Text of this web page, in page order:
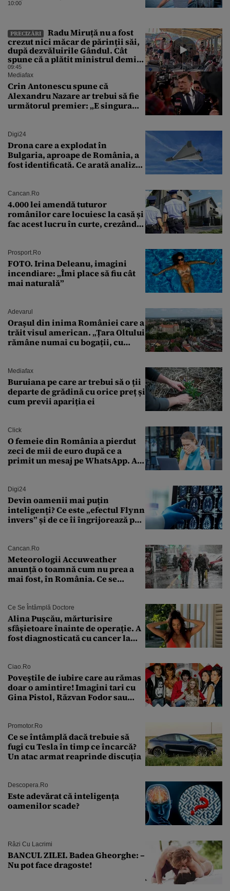
doar 4 centimetri
10:00
PRECIZĂRI
Radu Miruță nu a fost
crezut nici măcar de părinții săi,
după dezvăluirile Gândul. Cât
spune că a plătit ministrul demis
pentru vacanța la 5 stele în Turcia
09:45
Mediafax
Crin Antonescu spune că
Alexandru Nazare ar trebui să fie
următorul premier: „E singura
Digi24
Drona care a explodat în
Bulgaria, aproape de România, a
fost identificată. Ce arată analiza
Cancan.ro
4.000 lei amendă tuturor
românilor care locuiesc la casă și
fac acest lucru în curte, crezând
Prosport.ro
FOTO. Irina Deleanu, imagini
incendiare: „Îmi place să fiu cât
mai naturală”
Adevarul
Orașul din inima României care a
trăit visul american. „Țara Oltului
rămâne numai cu bogații, cu
Mediafax
Buruiana pe care ar trebui să o ții
departe de grădină cu orice preț și
cum previi apariția ei
Click
O femeie din România a pierdut
zeci de mii de euro după ce a
primit un mesaj pe WhatsApp. A
Digi24
Devin oamenii mai puțin
inteligenți? Ce este „efectul Flynn
invers” și de ce îi îngrijorează pe
Cancan.ro
Meteorologii Accuweather
anunță o toamnă cum nu prea a
mai fost, în România. Ce se
București. Pe ce dată ninge
Ce Se Întâmplă Doctore
Alina Pușcău, mărturisire
sfâșietoare înainte de operație. A
fost diagnosticată cu cancer la
îmi salvez viața”
Ciao.ro
Poveştile de iubire care au rămas
doar o amintire! Imagini tari cu
Gina Pistol, Răzvan Fodor sau
Promotor.ro
Ce se întâmplă dacă trebuie să
fugi cu Tesla în timp ce încarcă?
Un atac armat reaprinde discuția
Descopera.ro
Este adevărat că inteligența
oamenilor scade?
Râzi Cu Lacrimi
BANCUL ZILEI. Badea Gheorghe: –
Nu pot face dragoste!